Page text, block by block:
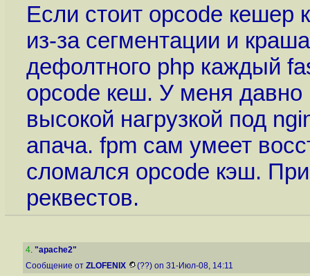
Если стоит opcode кешер
из-за сегментации и
дефолтного php каждый
opcode кеш. У меня давно
высокой нагрузкой под
апача. fpm сам умеет
сломался opcode кэш.
реквестов.
4. "apache2"
Сообщение от ZLOFENIX (??) on 31-Июл-08, 14:11